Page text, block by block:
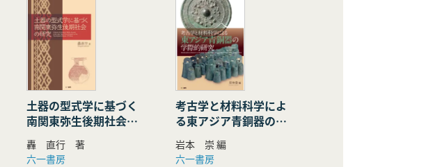
土器の型式学に基づく
南関東弥生後期社会の
研究
轟 直行 著
六一書房
考古学と材料科学によ
る東アジア青銅器の学
際的研究
岩本 崇 編
六一書房